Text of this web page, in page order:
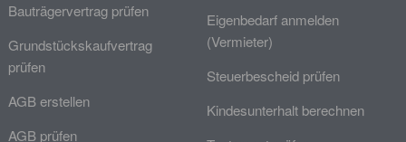
Bauträgervertrag prüfen
Grundstückskaufvertrag
prüfen
AGB erstellen
AGB prüfen
Eigenbedarf anmelden
(Vermieter)
Steuerbescheid prüfen
Kindesunterhalt berechnen